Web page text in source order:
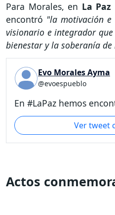
Para Morales, en La Paz
encontró "la motivación
visionario e integrador
bienestar y la soberanía
Evo Morales Ayma
@evoespueblo
En #LaPaz hemos
Ver tweet
Actos